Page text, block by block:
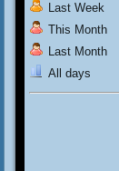
Last Week
This Month
Last Month
All days